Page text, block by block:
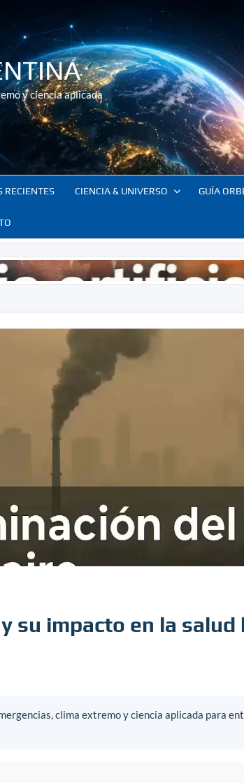
y ciencia aplicada
RECIENTES CIENCIA & UNIVERSO GUÍA
su impacto en la salud
clima extremo y ciencia aplicada para